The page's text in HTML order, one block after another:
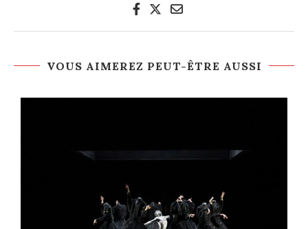
VOUS AIMEREZ PEUT-ÊTRE AUSSI